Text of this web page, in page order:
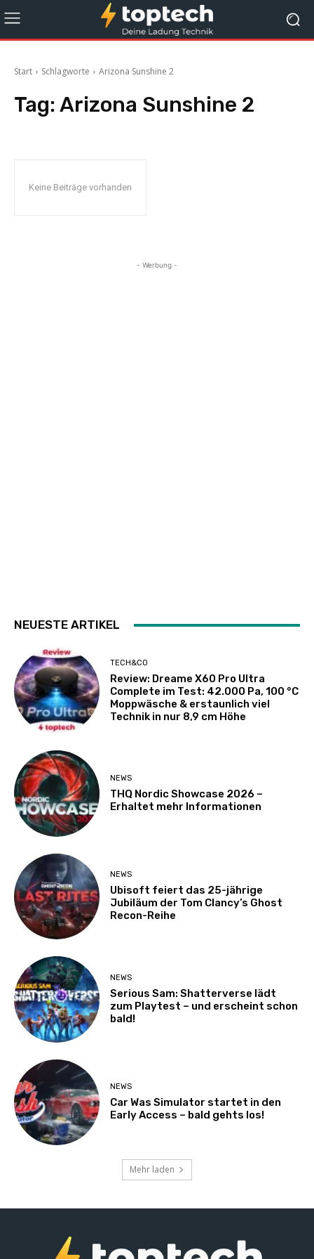
Start Schlagworte Arizona Sunshine 2
Tag: Arizona Sunshine 2
Keine Beiträge vorhanden
- Werbung -
NEUESTE ARTIKEL
TECH&CO
Review: Dreame X60 Pro Ultra
Complete im Test: 42.000 Pa, 100 °C
Moppwäsche & erstaunlich viel
Technik in nur 8,9 cm Höhe
NEWS
THQ Nordic Showcase 2026 –
Erhaltet mehr Informationen
NEWS
Ubisoft feiert das 25-jährige
Jubiläum der Tom Clancy’s Ghost
Recon-Reihe
NEWS
Serious Sam: Shatterverse lädt
zum Playtest – und erscheint schon
bald!
NEWS
Car Was Simulator startet in den
Early Access – bald gehts los!
Mehr laden